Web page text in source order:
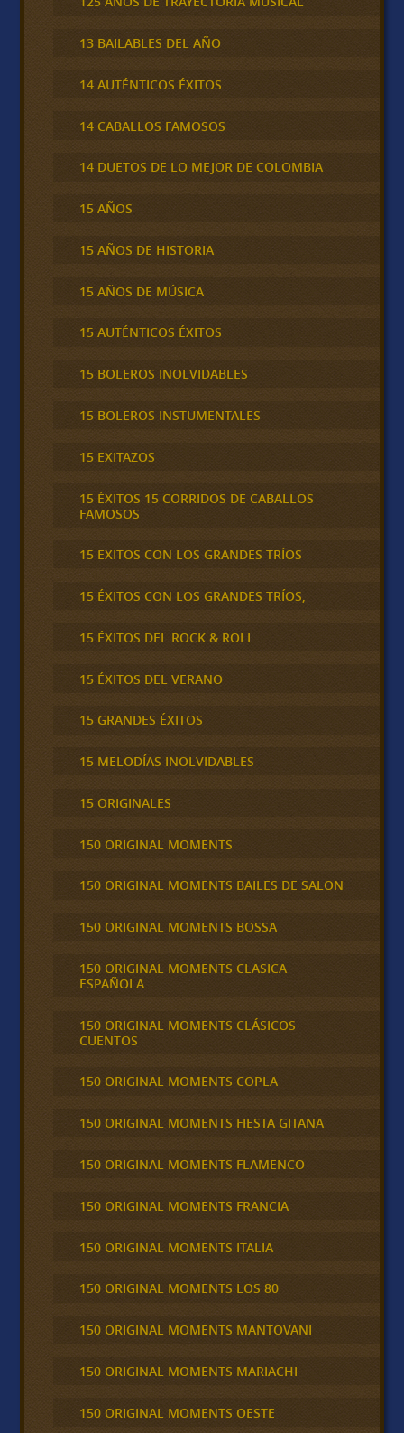
13 BAILABLES DEL AÑO
14 AUTÉNTICOS ÉXITOS
14 CABALLOS FAMOSOS
14 DUETOS DE LO MEJOR DE COLOMBIA
15 AÑOS
15 AÑOS DE HISTORIA
15 AÑOS DE MÚSICA
15 AUTÉNTICOS ÉXITOS
15 BOLEROS INOLVIDABLES
15 BOLEROS INSTUMENTALES
15 EXITAZOS
15 ÉXITOS 15 CORRIDOS DE CABALLOS
FAMOSOS
15 EXITOS CON LOS GRANDES TRÍOS
15 ÉXITOS CON LOS GRANDES TRÍOS,
15 ÉXITOS DEL ROCK & ROLL
15 ÉXITOS DEL VERANO
15 GRANDES ÉXITOS
15 MELODÍAS INOLVIDABLES
15 ORIGINALES
150 ORIGINAL MOMENTS
150 ORIGINAL MOMENTS BAILES DE SALON
150 ORIGINAL MOMENTS BOSSA
150 ORIGINAL MOMENTS CLASICA
ESPAÑOLA
150 ORIGINAL MOMENTS CLÁSICOS
CUENTOS
150 ORIGINAL MOMENTS COPLA
150 ORIGINAL MOMENTS FIESTA GITANA
150 ORIGINAL MOMENTS FLAMENCO
150 ORIGINAL MOMENTS FRANCIA
150 ORIGINAL MOMENTS ITALIA
150 ORIGINAL MOMENTS LOS 80
150 ORIGINAL MOMENTS MANTOVANI
150 ORIGINAL MOMENTS MARIACHI
150 ORIGINAL MOMENTS OESTE